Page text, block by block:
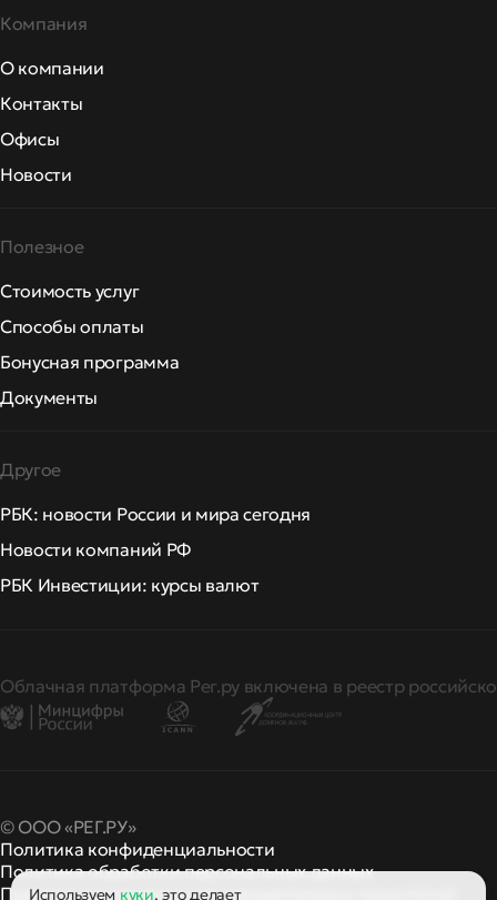
Компания
О компании
Контакты
Офисы
Новости
Полезное
Стоимость услуг
Способы оплаты
Бонусная программа
Документы
Другое
РБК: новости России и мира сегодня
Новости компаний РФ
РБК Инвестиции: курсы валют
Облачная платформа Рег.ру включена в реестр
© ООО «РЕГ.РУ»
Политика конфиденциальности
Политика обработки персональных данных
Правила применения рекомендательных технологий
Используем куки, это делает